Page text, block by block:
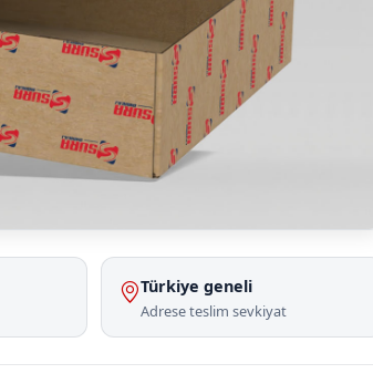
Türkiye geneli
Adrese teslim sevkiyat